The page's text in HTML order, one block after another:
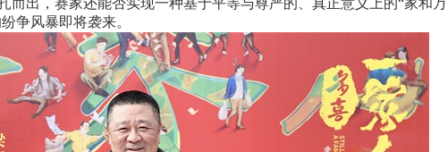
而出， 赛家还能否实现一种基于平等与尊严的、真正意义上的“家和万
争风暴即将袭来。